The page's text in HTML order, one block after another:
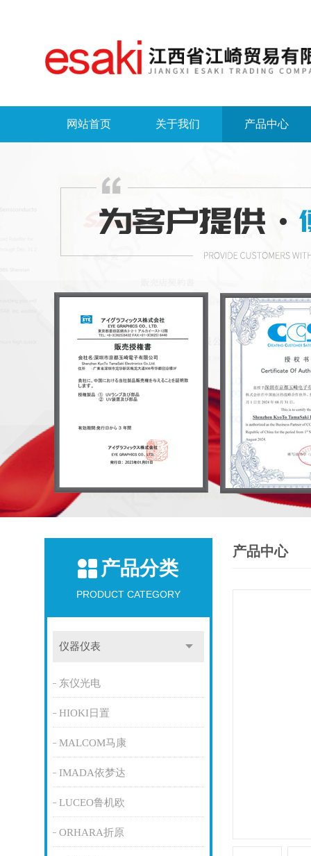
网站首页 关于我们 产品中心
产品分类
PRODUCT CATEGORY
仪器仪表
东仪光电
HIOKI日置
MALCOM马康
IMADA依梦达
LUCEO鲁机欧
ORHARA折原
产品中心